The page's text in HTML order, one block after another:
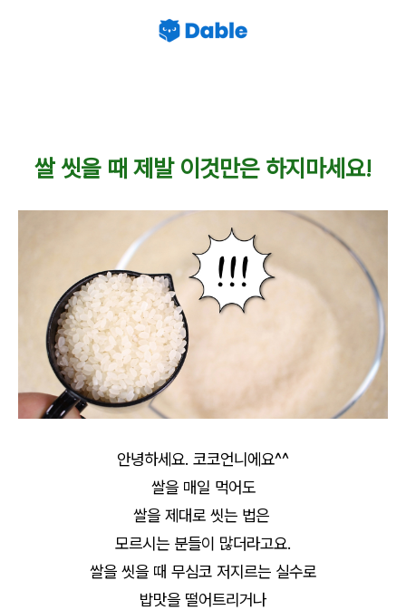
쌀 씻을 때 제발 이것만은 하지마세요!
안녕하세요. 코코언니에요^^
쌀을 매일 먹어도
쌀을 제대로 씻는 법은
모르시는 분들이 많더라고요.
쌀을 씻을 때 무심코 저지르는 실수로
밥맛을 떨어트리거나